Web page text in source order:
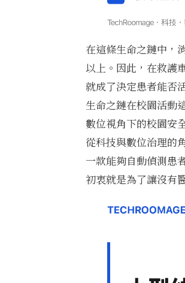
在這條生命之鏈中，
以上。因此，在救護
就成了決定患者能否
生命之鏈在校園活動
數位視角下的校園安
從科技與數位治理的
一款能夠自動偵測患
初衷就是為了讓沒有